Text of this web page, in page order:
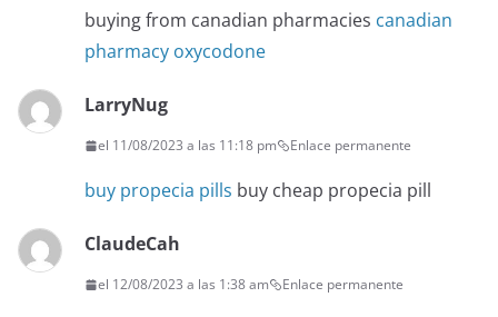
buying from canadian pharmacies canadian
pharmacy oxycodone
LarryNug
el 11/08/2023 a las 11:18 pm Enlace permanente
buy propecia pills buy cheap propecia pill
ClaudeCah
el 12/08/2023 a las 1:38 am Enlace permanente